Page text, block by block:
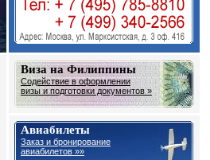
Виза на Филиппины
Содействие в оформлении
визы и подготовки документов »
Авиабилеты
Заказ и бронирование
авиабилетов »»